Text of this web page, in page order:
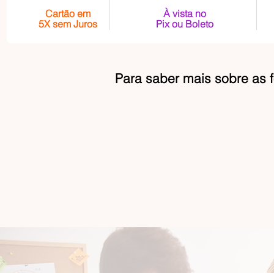
Cartão em
5X sem Juros
À vista no
Pix ou Boleto
Para saber mais sobre